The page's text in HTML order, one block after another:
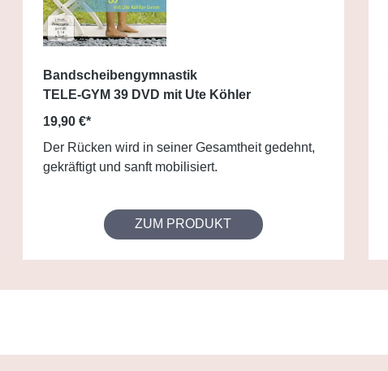
Bandscheibengymnastik
TELE-GYM 39 DVD mit Ute Köhler
19,90 €*
Der Rücken wird in seiner Gesamtheit gedehnt,
gekräftigt und sanft mobilisiert.
ZUM PRODUKT